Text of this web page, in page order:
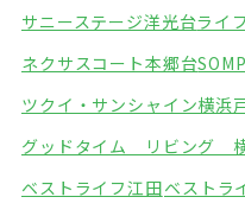
サニーステージ洋光台ライ
ネクサスコート本郷台
ツクイ・サンシャイン横浜
グッドタイム リビング
ベストライフ江田ベストラ